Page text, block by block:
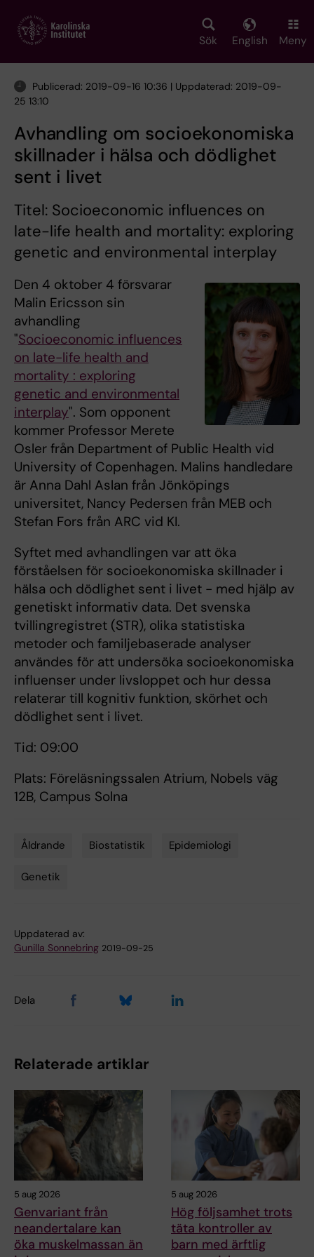
main
Sök English Meny
Publicerad: 2019-09-16 10:36 | Uppdaterad: 2019-09-
25 13:10
Avhandling om socioekonomiska
skillnader i hälsa och dödlighet
sent i livet
Titel: Socioeconomic influences on
late-life health and mortality: exploring
genetic and environmental interplay
Den 4 oktober 4 försvarar
Malin Ericsson sin
avhandling
"Socioeconomic influences
on late-life health and
mortality : exploring
genetic and environmental
interplay". Som opponent
kommer Professor Merete
Osler från Department of Public Health vid
University of Copenhagen. Malins handledare
är Anna Dahl Aslan från Jönköpings
universitet, Nancy Pedersen från MEB och
Stefan Fors från ARC vid KI.
Syftet med avhandlingen var att öka
förståelsen för socioekonomiska skillnader i
hälsa och dödlighet sent i livet - med hjälp av
genetiskt informativ data. Det svenska
tvillingregistret (STR), olika statistiska
metoder och familjebaserade analyser
användes för att undersöka socioekonomiska
influenser under livsloppet och hur dessa
relaterar till kognitiv funktion, skörhet och
dödlighet sent i livet.
Tid: 09:00
Plats: Föreläsningssalen Atrium, Nobels väg
12B, Campus Solna
Åldrande Biostatistik Epidemiologi
Genetik
Uppdaterad av:
Gunilla Sonnebring 2019-09-25
Dela
Relaterade artiklar
5 aug 2026
Genvariant från
neandertalare kan
öka muskelmassan än
5 aug 2026
Hög följsamhet trots
täta kontroller av
barn med ärftlig